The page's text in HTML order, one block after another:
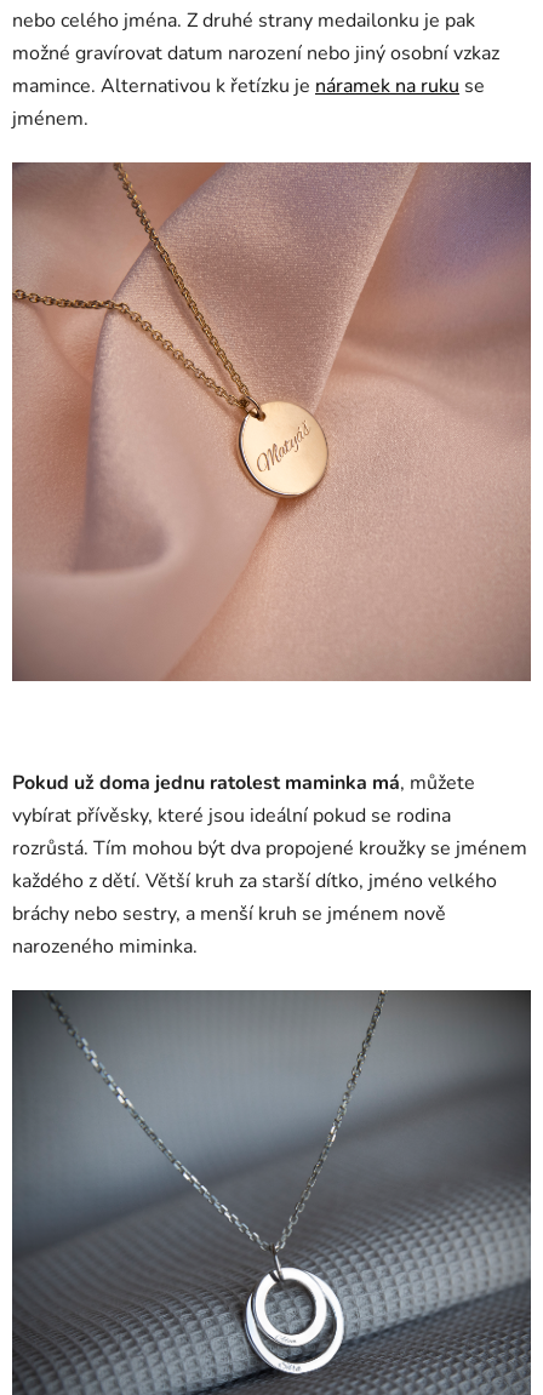
nebo celého jména. Z druhé strany medailonku je pak
možné gravírovat datum narození nebo jiný osobní vzkaz
mamince. Alternativou k řetízku je náramek na ruku se
jménem.
Pokud už doma jednu ratolest maminka má, můžete
vybírat přívěsky, které jsou ideální pokud se rodina
rozrůstá. Tím mohou být dva propojené kroužky se jménem
každého z dětí. Větší kruh za starší dítko, jméno velkého
bráchy nebo sestry, a menší kruh se jménem nově
narozeného miminka.